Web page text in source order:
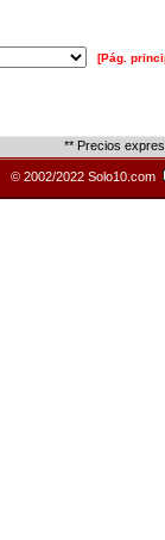
[Pág.
** Precios
© 2002/2022 Solo10.com